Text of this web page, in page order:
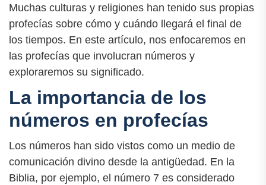
Muchas culturas y religiones han tenido sus propias
profecías sobre cómo y cuándo llegará el final de
los tiempos. En este artículo, nos enfocaremos en
las profecías que involucran números y
exploraremos su significado.
La importancia de los
números en profecías
Los números han sido vistos como un medio de
comunicación divino desde la antigüedad. En la
Biblia, por ejemplo, el número 7 es considerado